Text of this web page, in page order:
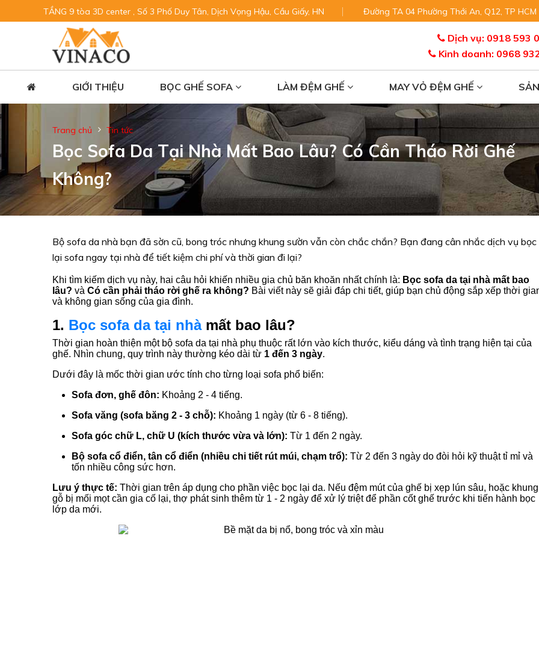
TẦNG 9 tòa 3D center , Số 3 Phố Duy Tân, Dịch Vọng Hậu, Cầu Giấy, HN Đường TA 04 Phường Thới An, Q12, TP HCM
Dịch vụ: 0918 593
Kinh doanh: 0968
GIỚI THIỆU BỌC GHẾ SOFA LÀM ĐỆM GHẾ MAY VỎ ĐỆM GHẾ
Trang chủ Tin tức
Bọc Sofa Da Tại Nhà Mất Bao Lâu? Có Cần Tháo Rời Ghế
Không?
Bộ sofa da nhà bạn đã sờn cũ, bong tróc nhưng khung sườn vẫn còn chắc chắn? Bạn đang cân nhắc dịch vụ bọc
lại sofa ngay tại nhà để tiết kiệm chi phí và thời gian đi lại?
Khi tìm kiếm dịch vụ này, hai câu hỏi khiến nhiều gia chủ băn khoăn nhất chính là: Bọc sofa da tại nhà mất bao
lâu? và Có cần phải tháo rời ghế ra không? Bài viết này sẽ giải đáp chi tiết, giúp bạn chủ động sắp xếp thời
và không gian sống của gia đình.
1. Bọc sofa da tại nhà mất bao lâu?
Thời gian hoàn thiện một bộ sofa da tại nhà phụ thuộc rất lớn vào kích thước, kiểu dáng và tình trạng hiện tại của
ghế. Nhìn chung, quy trình này thường kéo dài từ 1 đến 3 ngày.
Dưới đây là mốc thời gian ước tính cho từng loại sofa phổ biến:
Sofa đơn, ghế đôn: Khoảng 2 - 4 tiếng.
Sofa văng (sofa băng 2 - 3 chỗ): Khoảng 1 ngày (từ 6 - 8 tiếng).
Sofa góc chữ L, chữ U (kích thước vừa và lớn): Từ 1 đến 2 ngày.
Bộ sofa cổ điển, tân cổ điển (nhiều chi tiết rút múi, chạm trổ): Từ 2 đến 3 ngày do đòi hỏi kỹ thuật tỉ mỉ và
tốn nhiều công sức hơn.
Lưu ý thực tế: Thời gian trên áp dụng cho phần việc bọc lại da. Nếu đệm mút của ghế bị xẹp lún sâu, hoặc khung
gỗ bị mối mọt cần gia cố lại, thợ phát sinh thêm từ 1 - 2 ngày để xử lý triệt để phần cốt ghế trước khi tiến hành bọc
lớp da mới.